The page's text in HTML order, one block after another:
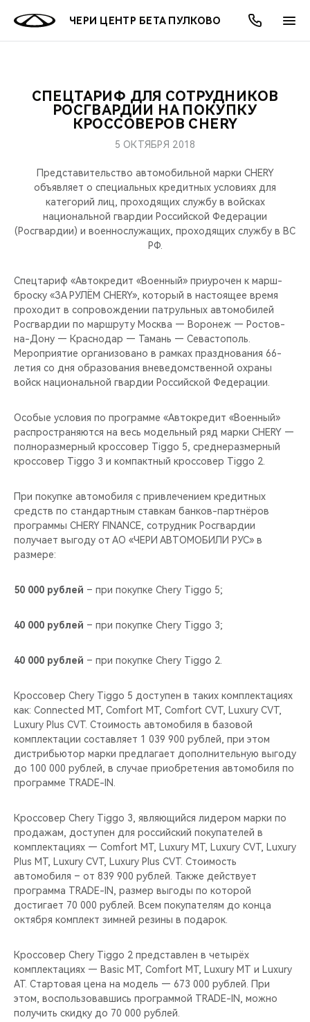
ЧЕРИ ЦЕНТР БЕТА ПУЛКОВО
МОДЕЛИ
КРОССОВЕРЫ
СЕДАНЫ
ПОКУПАТЕЛЯМ
КРЕДИТ И СТРАХОВАНИЕ
ВЛАДЕЛЬЦАМ
ЗАПЧАСТИ И АКСЕССУАРЫ
ПОДДЕРЖКА
МИР CHERY
О БРЕНДЕ
CHERY В СОЦСЕТЯХ
БЛАГОТВОРИТЕЛЬНОСТЬ
CHERY REMOTE
CHERY И СПОРТ
НАШИ МЕРОПРИЯТИЯ
ВИДЕООБЗОРЫ
CHERY ДЛЯ ДЕТЕЙ
АКЦИИ
ОНЛАЙН СЕРВИСЫ
КРЕДИТ
О КОМПАНИИ
МЫ В СОЦСЕТЯХ
СПЕЦТАРИФ ДЛЯ СОТРУДНИКОВ
РОСГВАРДИИ НА ПОКУПКУ
КРОССОВЕРОВ CHERY
5 ОКТЯБРЯ 2018
Представительство автомобильной марки CHERY
объявляет о специальных кредитных условиях для
категорий лиц, проходящих службу в войсках
национальной гвардии Российской Федерации
(Росгвардии) и военнослужащих, проходящих службу в ВС
РФ.
Спецтариф «Автокредит «Военный» приурочен к марш-
броску «ЗА РУЛЁМ CHERY», который в настоящее время
проходит в сопровождении патрульных автомобилей
Росгвардии по маршруту Москва — Воронеж — Ростов-
на-Дону — Краснодар — Тамань — Севастополь.
Мероприятие организовано в рамках празднования 66-
летия со дня образования вневедомственной охраны
войск национальной гвардии Российской Федерации.
Особые условия по программе «Автокредит «Военный»
распространяются на весь модельный ряд марки CHERY —
полноразмерный кроссовер Tiggo 5, среднеразмерный
кроссовер Tiggo 3 и компактный кроссовер Tiggo 2.
При покупке автомобиля с привлечением кредитных
средств по стандартным ставкам банков-партнёров
программы CHERY FINANCE, сотрудник Росгвардии
получает выгоду от АО «ЧЕРИ АВТОМОБИЛИ РУС» в
размере:
50 000 рублей – при покупке Chery Tiggo 5;
40 000 рублей – при покупке Chery Tiggo 3;
40 000 рублей – при покупке Chery Tiggo 2.
Кроссовер Chery Tiggo 5 доступен в таких комплектациях
как: Connected MT, Comfort MT, Comfort CVT, Luxury CVT,
Luxury Plus CVT. Стоимость автомобиля в базовой
комплектации составляет 1 039 900 рублей, при этом
дистрибьютор марки предлагает дополнительную выгоду
до 100 000 рублей, в случае приобретения автомобиля по
программе TRADE-IN.
Кроссовер Chery Tiggo 3, являющийся лидером марки по
продажам, доступен для российский покупателей в
комплектациях — Comfort MT, Luxury MT, Luxury CVT, Luxury
Plus MT, Luxury CVT, Luxury Plus CVT. Стоимость
автомобиля – от 839 900 рублей. Также действует
программа TRADE-IN, размер выгоды по которой
достигает 70 000 рублей. Всем покупателям до конца
октября комплект зимней резины в подарок.
Кроссовер Сhery Tiggo 2 представлен в четырёх
комплектациях — Basic MT, Comfort MT, Luxury MT и Luxury
AT. Стартовая цена на модель — 673 000 рублей. При
этом, воспользовавшись программой TRADE-IN, можно
получить скидку до 70 000 рублей.